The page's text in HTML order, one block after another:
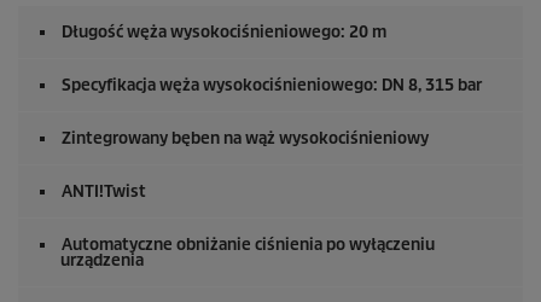
Długość węża wysokociśnieniowego: 20 m
Specyfikacja węża wysokociśnieniowego: DN 8, 315 bar
Zintegrowany bęben na wąż wysokociśnieniowy
ANTI!Twist
Automatyczne obniżanie ciśnienia po wyłączeniu
urządzenia